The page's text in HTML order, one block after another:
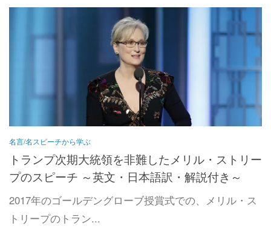
名言/名スピーチから学ぶ
トランプ次期大統領を非難したメリル・ストリー
プのスピーチ ～英文・日本語訳・解説付き～
2017年のゴールデングローブ授賞式での、メリル・ス
トリープのトラン...